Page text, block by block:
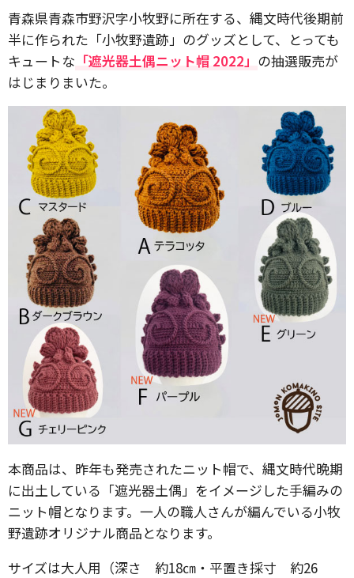
青森県青森市野沢字小牧野に所在する、縄文時代後期前
半に作られた「小牧野遺跡」のグッズとして、とっても
キュートな 「遮光器土偶ニット帽 2022」 の抽選販売が
はじまりまいた。
本商品は、昨年も発売されたニット帽で、縄文時代晩期
に出土している「遮光器土偶」をイメージした手編みの
ニット帽となります。一人の職人さんが編んでいる小牧
野遺跡オリジナル商品となります。
サイズは大人用（深さ 約18㎝・平置き採寸 約26